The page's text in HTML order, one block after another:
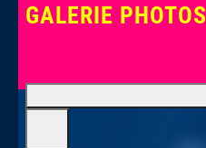
GALERIE PHOTOS